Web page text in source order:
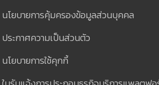
นโยบายการคุ้มครองข้อมูลส่วนบุคคล
ประกาศความเป็นส่วนตัว
นโยบายการใช้คุกกี้